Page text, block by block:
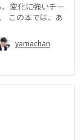
変化に強いチー
この本では、あ
yamachan